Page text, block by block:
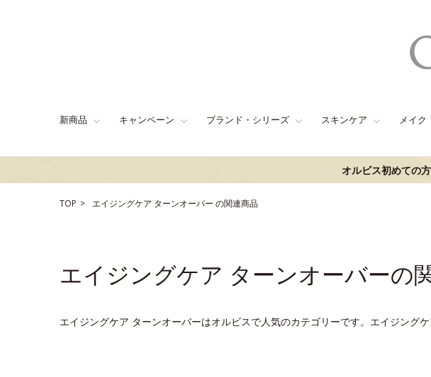
新商品 キャンペーン ブランド・シリーズ スキンケア メイク
オルビス初めての
TOP エイジングケア ターンオーバー の関連商品
エイジングケア ターンオーバーの
エイジングケア ターンオーバーはオルビスで人気のカテゴリーです。エイジング